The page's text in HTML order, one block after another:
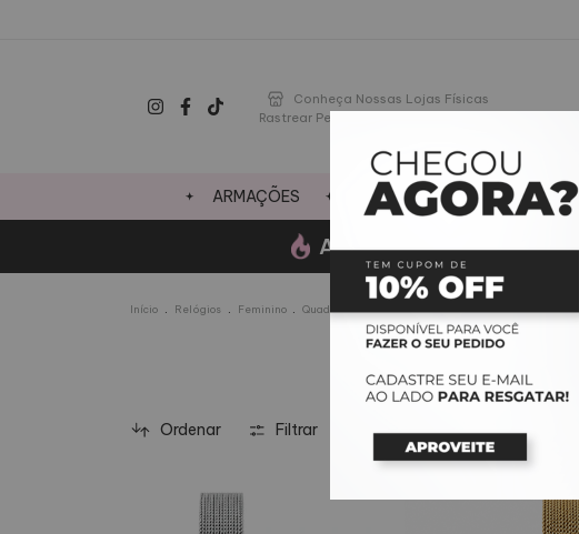
Conheça Nossas Lojas Físicas
Rastrear Pedido
ARMAÇÕES LENTES OFERTAS DO
AGOSTO-Ganhe um óculos
Início . Relógios . Feminino . Quadrado
Ordenar Filtrar